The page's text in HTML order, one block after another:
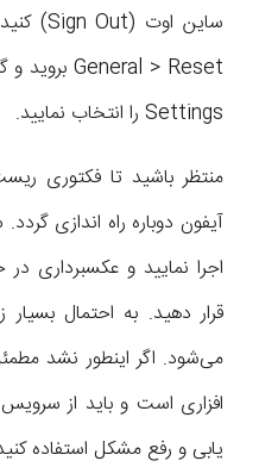
Settings را انتخاب نمایید.
منتظر باشید تا فکتوری
آیفون دوباره راه اندازی
اجرا نمایید و عکسبرداری
قرار دهید. به احتمال
می‌شود. اگر اینطور نشد
افزاری است و باید از
یابی و رفع مشکل استفاده